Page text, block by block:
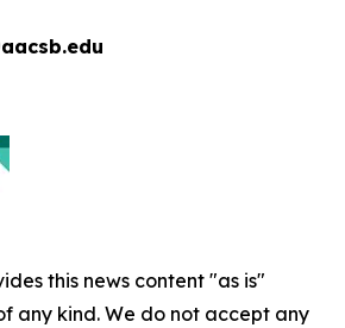
this news content "as is"
any kind. We do not accept any